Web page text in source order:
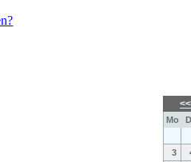
Mo
3